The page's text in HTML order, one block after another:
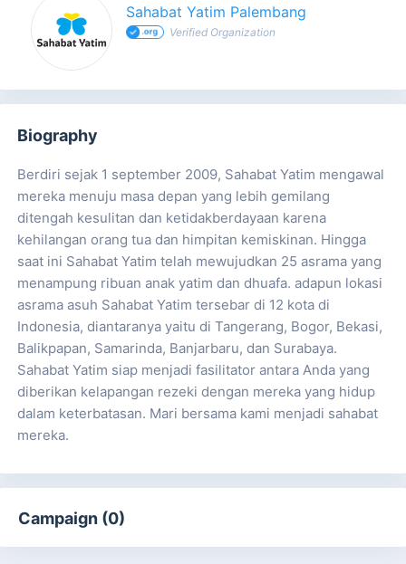
Sahabat Yatim Palembang
Verified Organization
Biography
Berdiri sejak 1 september 2009, Sahabat Yatim mengawal
mereka menuju masa depan yang lebih gemilang
ditengah kesulitan dan ketidakberdayaan karena
kehilangan orang tua dan himpitan kemiskinan. Hingga
saat ini Sahabat Yatim telah mewujudkan 25 asrama yang
menampung ribuan anak yatim dan dhuafa. adapun lokasi
asrama asuh Sahabat Yatim tersebar di 12 kota di
Indonesia, diantaranya yaitu di Tangerang, Bogor, Bekasi,
Balikpapan, Samarinda, Banjarbaru, dan Surabaya.
Sahabat Yatim siap menjadi fasilitator antara Anda yang
diberikan kelapangan rezeki dengan mereka yang hidup
dalam keterbatasan. Mari bersama kami menjadi sahabat
mereka.
Campaign (0)